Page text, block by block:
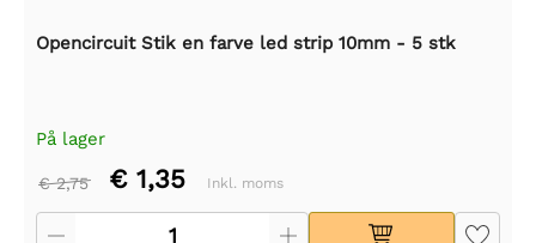
Opencircuit Stik en farve led strip 10mm - 5 stk
På lager
€ 2,75 € 1,35 Inkl. moms